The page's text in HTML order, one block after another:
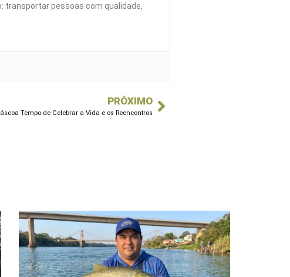
transportar pessoas com qualidade,
PRÓXIMO
Tempo de Celebrar a Vida e os Reencontros